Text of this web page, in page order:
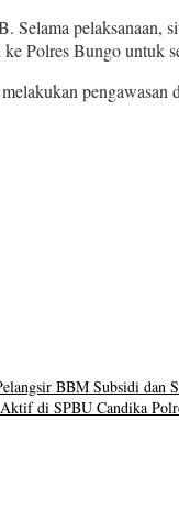
pelaksanaan,
Polres Bungo untuk
BBM Subsidi dan
di SPBU Candika